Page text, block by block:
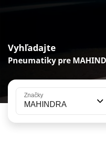
Vyhľadajte
Pneumatiky pre
Značky
MAHINDRA